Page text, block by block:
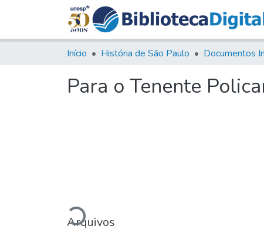
Início História de São Paulo Documentos
Para o Tenente
Carregando...
Arquivos